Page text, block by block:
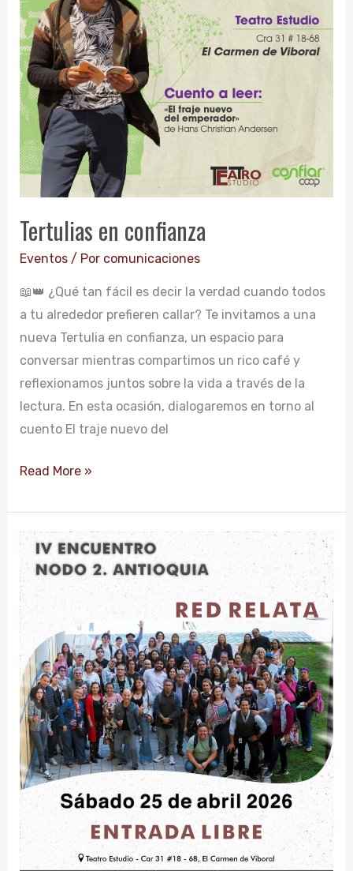
Tertulias en confianza
Eventos/ Por comunicaciones
📖👑 ¿Qué tan fácil es decir la verdad cuando todos
a tu alrededor prefieren callar? Te invitamos a una
nueva Tertulia en confianza, un espacio para
conversar mientras compartimos un rico café y
reflexionamos juntos sobre la vida a través de la
lectura. En esta ocasión, dialogaremos en torno al
cuento El traje nuevo del
Read More »
IV
Encuentro
Nodo
2.
Antioquia